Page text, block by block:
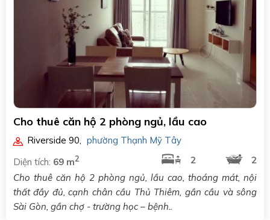
Cho thuê căn hộ 2 phòng ngủ, lầu cao
Riverside 90
phường Thạnh Mỹ Tây
Diện tích: 69 m2 2
2
Cho thuê căn hộ 2 phòng ngủ, lầu cao, thoáng mát, nội
thất đầy đủ, cạnh chân cầu Thủ Thiêm, gần cầu và sông
Sài Gòn, gần chợ - trường học – bệnh..